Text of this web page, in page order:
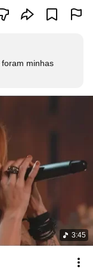
minhas
3:45